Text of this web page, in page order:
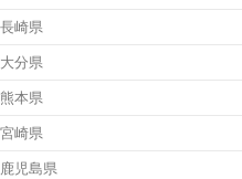
長崎県
大分県
熊本県
宮崎県
鹿児島県